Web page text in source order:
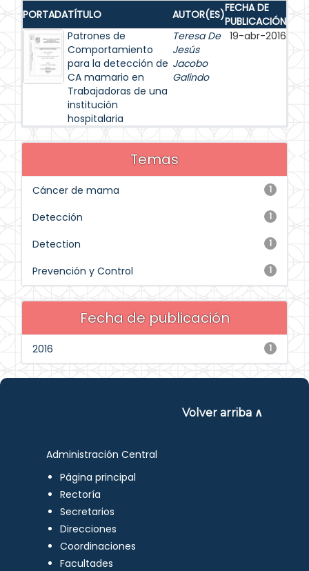
PORTADATÍTULO AUTOR(ES)FECHA DE
PUBLICACIÓN
Patrones de
Comportamiento
para la detección de
CA mamario en
Trabajadoras de una
institución
hospitalaria
Teresa De
Jesús
Jacobo
Galindo
19-abr-2016
Temas
1
Cáncer de mama
1
Detección
1
Detection
1
Prevención y Control
Fecha de publicación
1
2016
Volver arriba ∧
Administración Central
Página principal
Rectoría
Secretarios
Direcciones
Coordinaciones
Facultades